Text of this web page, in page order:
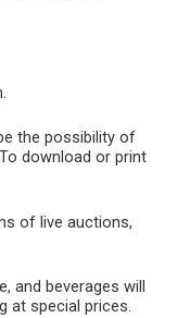
the possibility of
download or print
of live auctions,
and beverages will
at special prices.